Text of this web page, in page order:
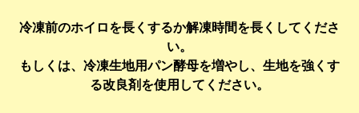
冷凍前のホイロを長くするか解凍時間を長くしてくださ
い。
もしくは、冷凍生地用パン酵母を増やし、生地を強くす
る改良剤を使用してください。